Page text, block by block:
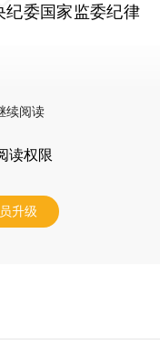
纪委国家监委纪律
续阅读
读权限
升级